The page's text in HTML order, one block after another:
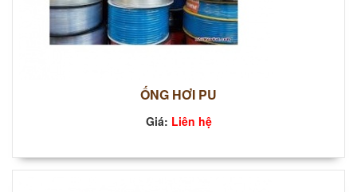
ỐNG HƠI PU
Giá: Liên hệ